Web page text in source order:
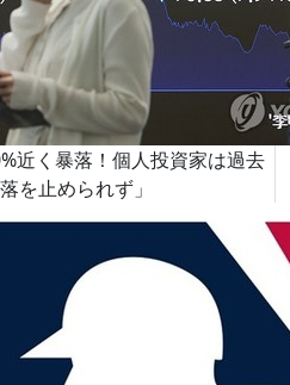
近く暴落！個人投資家は過去
を止められず」